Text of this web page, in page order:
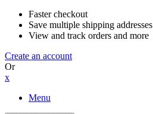
Faster checkout
Save multiple shipping addresses
View and track orders and more
Create an account
Or
x
Menu